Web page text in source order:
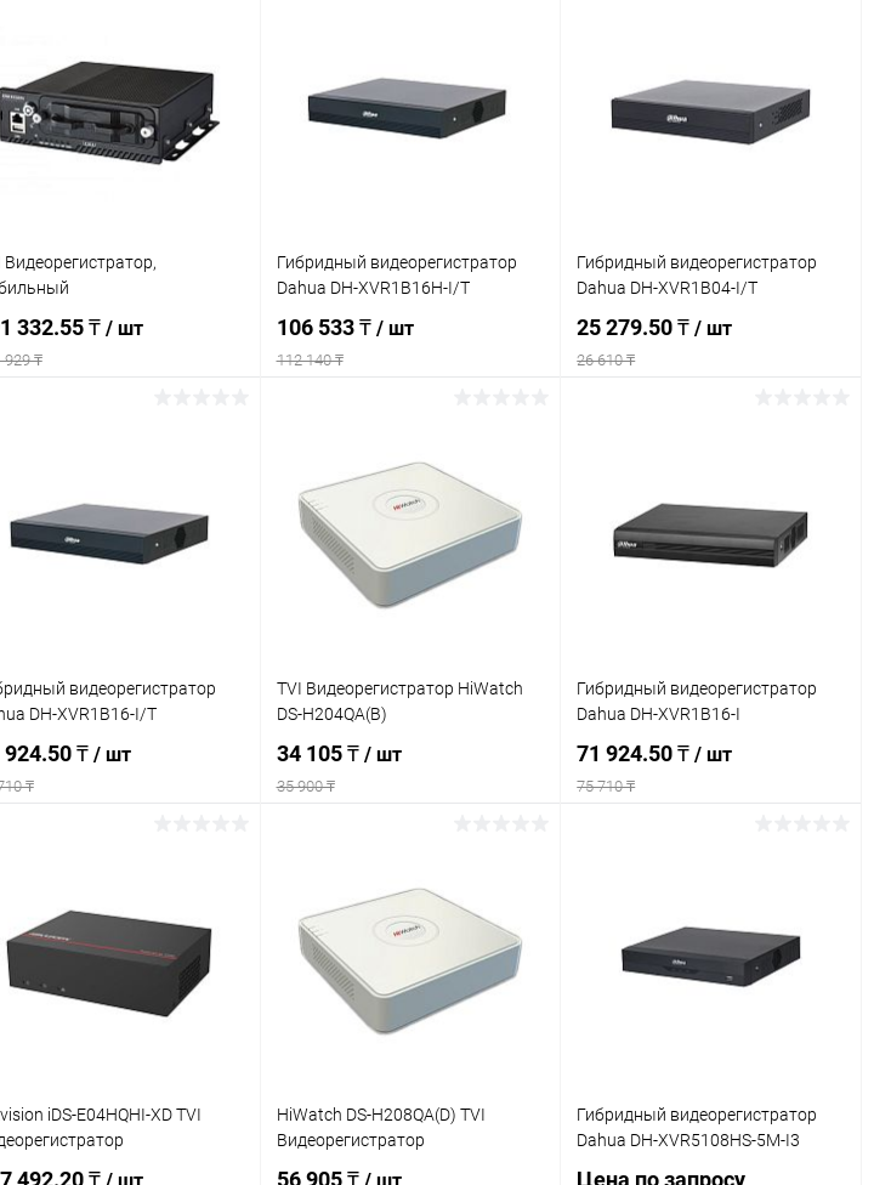
Купить в 1 клик К сравнению
В избранное Недоступно В избранное Недоступно В избранное Недоступно
Видеорегистратор,
332.55 ₸ / шт
929 ₸
В избранное Недоступно
Гибридный видеорегистратор
Dahua DH-XVR1B16H-I/T
106 533 ₸ / шт
112 140 ₸
Купить в 1 клик К сравнению
В избранное Недоступно
Гибридный видеорегистратор
Dahua DH-XVR1B04-I/T
25 279.50 ₸/ шт
26 610 ₸
В избранное Недоступно
видеорегистратор
DH-XVR1B16-I/T
924.50 ₸ / шт
₸
Купить в 1 клик К сравнению
В избранное Недоступно
TVI Видеорегистратор HiWatch
DS-H204QA(B)
34 105 ₸ / шт
35 900 ₸
Купить в 1 клик К сравнению
В избранное Недоступно
Гибридный видеорегистратор
Dahua DH-XVR1B16-I
71 924.50 ₸/ шт
75 710 ₸
В избранное Недоступно
iDS-E04HQHI-XD TVI
HiWatch DS-H208QA(D) TVI
Видеорегистратор
Гибридный видеорегистратор
Dahua DH-XVR5108HS-5M-I3